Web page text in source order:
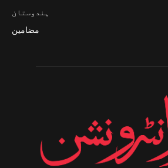
ہندوستان
مضامین